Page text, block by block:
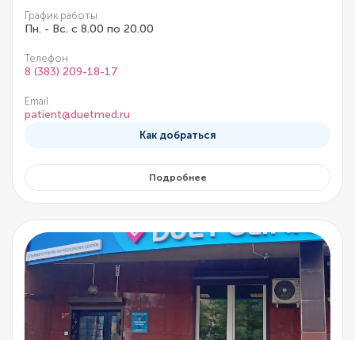
График работы
Пн. - Вс. с 8.00 по 20.00
Телефон
8 (383) 209-18-17
Email
patient@duetmed.ru
Как добраться
Подробнее